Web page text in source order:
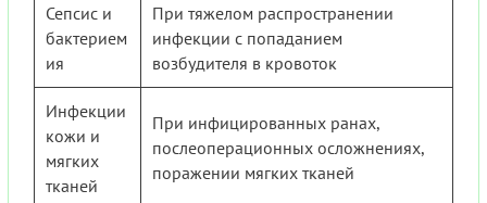
Сепсис и
бактерием
ия
При тяжелом распространении
инфекции с попаданием
возбудителя в кровоток
Инфекции
кожи и
мягких
тканей
При инфицированных ранах,
послеоперационных осложнениях,
поражении мягких тканей